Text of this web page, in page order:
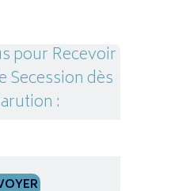
pour Recevoir
Secession dès
: